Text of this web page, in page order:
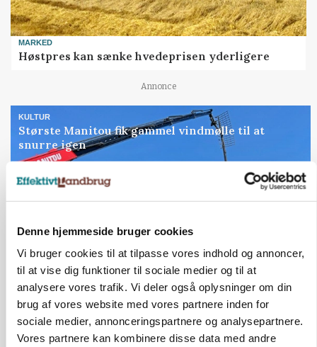
Denne hjemmeside bruger cookies
Vi bruger cookies til at tilpasse vores indhold og annoncer,
til at vise dig funktioner til sociale medier og til at
analysere vores trafik. Vi deler også oplysninger om din
brug af vores website med vores partnere inden for
sociale medier, annonceringspartnere og analysepartnere.
Vores partnere kan kombinere disse data med andre
MARKED
Høstpres kan sænke hvedeprisen yderligere
Annonce
KULTUR
Største Manitou fik gammel vindmølle til at
snurre igen
Jobs
i samarbejde med
78ledige stillinger
Opret agent
Se alle jobs